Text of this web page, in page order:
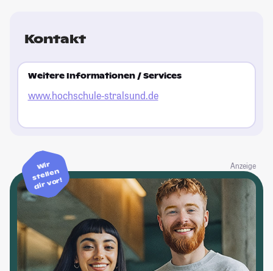
Kontakt
Weitere Informationen / Services
www.hochschule-stralsund.de
Anzeige
Wir
stellen
dir vor!